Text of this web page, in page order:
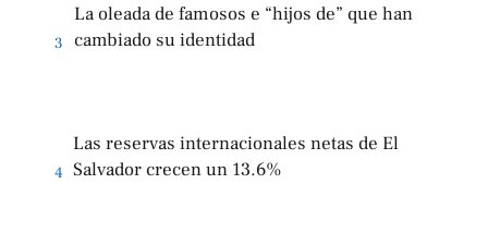
3
La oleada de famosos e “hijos de” que han
cambiado su identidad
4
Las reservas internacionales netas de El
Salvador crecen un 13.6%